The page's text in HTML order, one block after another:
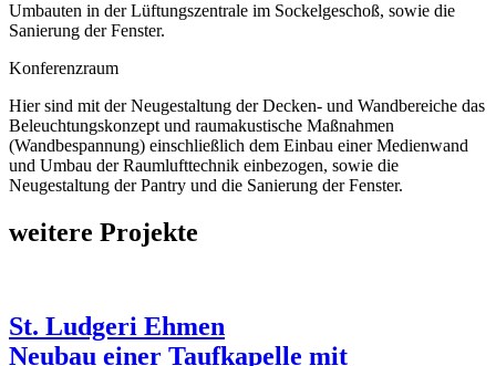
Umbauten in der Lüftungszentrale im Sockelgeschoß, sowie die
Sanierung der Fenster.
Konferenzraum
Hier sind mit der Neugestaltung der Decken- und Wandbereiche das
Beleuchtungskonzept und raumakustische Maßnahmen
(Wandbespannung) einschließlich dem Einbau einer Medienwand
und Umbau der Raumlufttechnik einbezogen, sowie die
Neugestaltung der Pantry und die Sanierung der Fenster.
weitere Projekte
St. Ludgeri Ehmen
Neubau einer Taufkapelle mit